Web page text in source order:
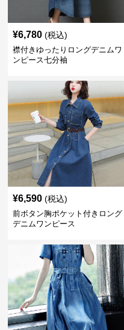
¥6,780 (税込)
襟付きゆったりロングデニムワ
ンピース七分袖
¥6,590 (税込)
前ボタン胸ポケット付きロング
デニムワンピース